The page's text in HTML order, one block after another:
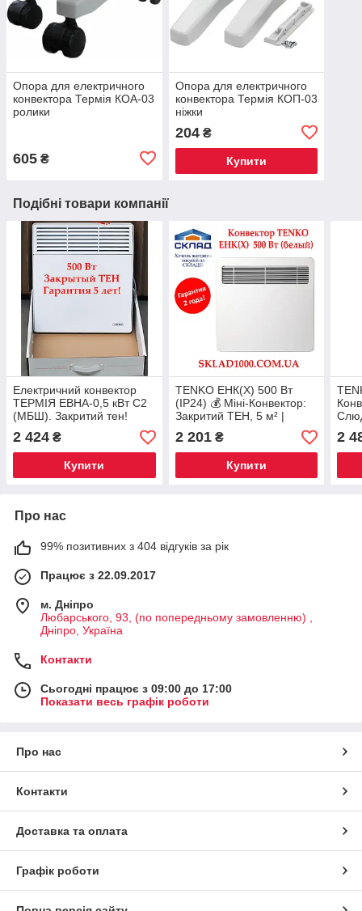
Опора для електричного
конвектора Термія КОА-03
ролики
605 ₴
Опора для електричного
конвектора Термія КОП-03
ніжки
204₴
Купити
Подібні товари компанії
Електричний конвектор
ТЕРМІЯ ЕВНА-0,5 кВт С2
(МБШ). Закритий тен!
2 424 ₴
Купити
TENKO ЕНК(Х) 500 Вт
(IP24) 💰 Міні-Конвектор:
Закритий ТЕН, 5 м² |
Установка на Стіну та
Підлогу!
2 201₴
Купити
10-
2
Про нас
99% позитивних з 404 відгуків за рік
Працює з 22.09.2017
м. Дніпро
Любарського, 93, (по попередньому замовленню) ,
Дніпро, Україна
Контакти
Сьогодні працює з 09:00 до 17:00
Показати весь графік роботи
Про нас
Контакти
Доставка та оплата
Графік роботи